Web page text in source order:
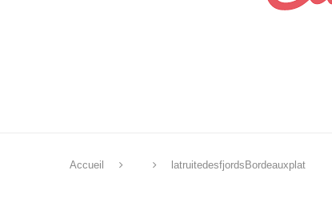
Accueil latruitedesfjordsBordeauxplat